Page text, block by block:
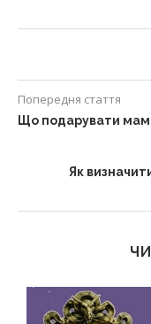
Попередня стаття
Що подарувати
Як